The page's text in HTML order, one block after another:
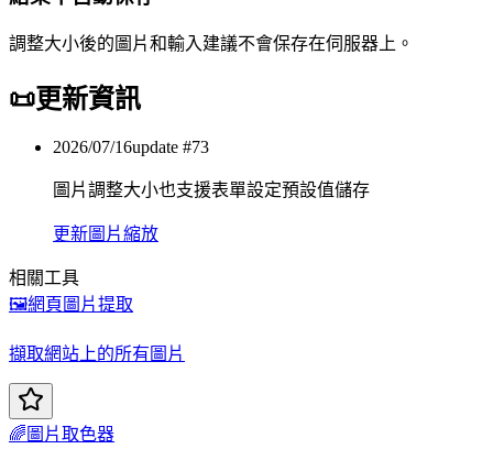
調整大小後的圖片和輸入建議不會保存在伺服器上。
📜更新資訊
2026/07/16update #73
圖片調整大小也支援表單設定預設值儲存
更新圖片縮放
相關工具
🖼️網頁圖片提取
擷取網站上的所有圖片
🌈 圖片取色器